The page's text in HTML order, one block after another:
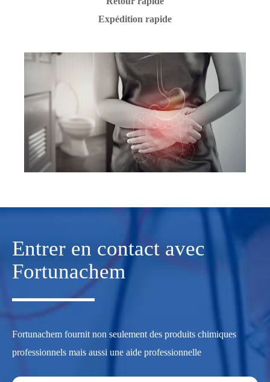
Expédition rapide
Entrer en contact avec
Fortunachem
Fortunachem fournit non seulement des produits chimiques
professionnels mais aussi une aide professionnelle